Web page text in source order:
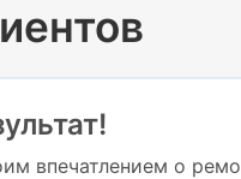
впечатлением о